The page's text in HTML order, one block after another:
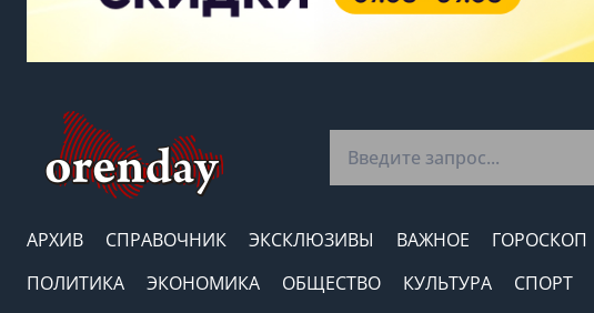
АРХИВ СПРАВОЧНИК ЭКСКЛЮЗИВЫ ВАЖНОЕ ГОРОСКОП
ПОЛИТИКА
ЭКОНОМИКА ОБЩЕСТВО КУЛЬТУРА СПОРТ